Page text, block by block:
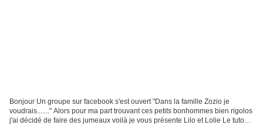
Bonjour Un groupe sur facebook s'est ouvert "Dans la famille Zozio je
voudrais......." Alors pour ma part trouvant ces petits bonhommes bien rigolos
j'ai décidé de faire des jumeaux voilà je vous présente Lilo et Lolie Le tuto